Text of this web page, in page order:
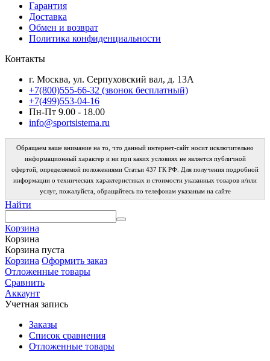
Гарантия
Доставка
Обмен и возврат
Политика конфиденциальности
Контакты
г. Москва, ул. Серпуховский вал, д. 13А
+7(800)555-66-32 (звонок бесплатный)
+7(499)553-04-16
Пн-Пт 9.00 - 18.00
info@sportsistema.ru
Обращаем ваше внимание на то, что данный интернет-сайт носит исключительно
информационный характер и ни при каких условиях не является публичной
офертой, определяемой положениями Статьи 437 ГК РФ. Для получения подробной
информации о технических характеристиках и стоимости указанных товаров и/или
услуг, пожалуйста, обращайтесь по телефонам указаным на сайте
Найти
Корзина
Корзина
Корзина пуста
Корзина Оформить заказ
Отложенные товары
Сравнить
Аккаунт
Учетная запись
Заказы
Список сравнения
Отложенные товары